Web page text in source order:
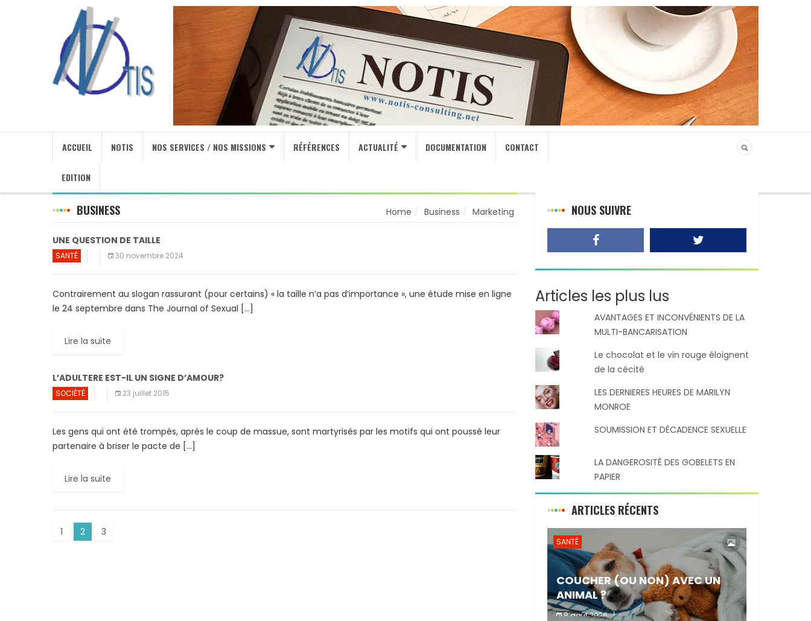
ACCUEIL NOTIS NOS SERVICES / NOS MISSIONS RÉFÉRENCES ACTUALITÉ DOCUMENTATION CONTACT
EDITION
BUSINESS Home Business Marketing
UNE QUESTION DE TAILLE
SANTÉ 30 novembre 2024
Contrairement au slogan rassurant (pour certains) « la taille n’a pas d’importance », une étude mise en ligne
le 24 septembre dans The Journal of Sexual […]
Lire la suite
L’ADULTERE EST-IL UN SIGNE D’AMOUR?
SOCIÉTÉ 23 juillet 2015
Les gens qui ont été trompés, après le coup de massue, sont martyrisés par les motifs qui ont poussé leur
partenaire à briser le pacte de […]
Lire la suite
1 2 3
NOUS SUIVRE
Articles les plus lus
AVANTAGES ET INCONVÉNIENTS DE LA
MULTI-BANCARISATION
Le chocolat et le vin rouge éloignent
de la cécité
LES DERNIERES HEURES DE MARILYN
MONROE
SOUMISSION ET DÉCADENCE SEXUELLE
LA DANGEROSITÉ DES GOBELETS EN
PAPIER
ARTICLES RÉCENTS
SANTÉ
COUCHER (OU NON) AVEC UN
ANIMAL ?
8 août 2026